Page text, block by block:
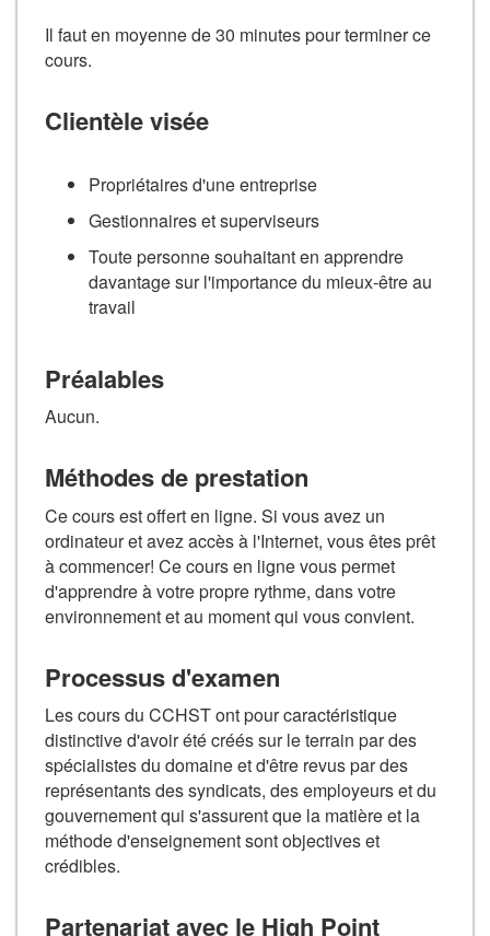
Il faut en moyenne de 30 minutes pour terminer ce
cours.
Clientèle visée
Propriétaires d'une entreprise
Gestionnaires et superviseurs
Toute personne souhaitant en apprendre
davantage sur l'importance du mieux-être au
travail
Préalables
Aucun.
Méthodes de prestation
Ce cours est offert en ligne. Si vous avez un
ordinateur et avez accès à l'Internet, vous êtes prêt
à commencer! Ce cours en ligne vous permet
d'apprendre à votre propre rythme, dans votre
environnement et au moment qui vous convient.
Processus d'examen
Les cours du CCHST ont pour caractéristique
distinctive d'avoir été créés sur le terrain par des
spécialistes du domaine et d'être revus par des
représentants des syndicats, des employeurs et du
gouvernement qui s'assurent que la matière et la
méthode d'enseignement sont objectives et
crédibles.
Partenariat avec le High Point